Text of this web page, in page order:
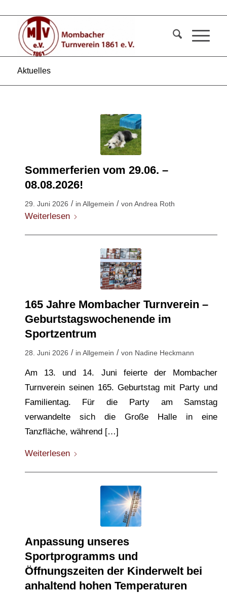
Aktuelles
Sommerferien vom 29.06. –
08.08.2026!
29. Juni 2026 / in Allgemein / von Andrea Roth
Weiterlesen
165 Jahre Mombacher Turnverein –
Geburtstagswochenende im
Sportzentrum
28. Juni 2026 / in Allgemein / von Nadine Heckmann
Am 13. und 14. Juni feierte der Mombacher
Turnverein seinen 165. Geburtstag mit Party und
Familientag. Für die Party am Samstag
verwandelte sich die Große Halle in eine
Tanzfläche, während […]
Weiterlesen
Anpassung unseres
Sportprogramms und
Öffnungszeiten der Kinderwelt bei
anhaltend hohen Temperaturen